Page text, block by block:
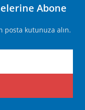
Abone
posta kutunuza alın.